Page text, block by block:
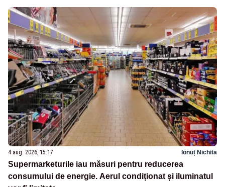
4 aug. 2026, 15:17 Ionuț Nichita
Supermarketurile iau măsuri pentru reducerea
consumului de energie. Aerul condiționat și iluminatul